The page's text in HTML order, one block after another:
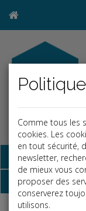
Base documentaire
Dépêches
Comme tous les
cookies. Les
en tout sécurité,
newsletter,
de mieux vous
proposer des
conserverez
utilisons.